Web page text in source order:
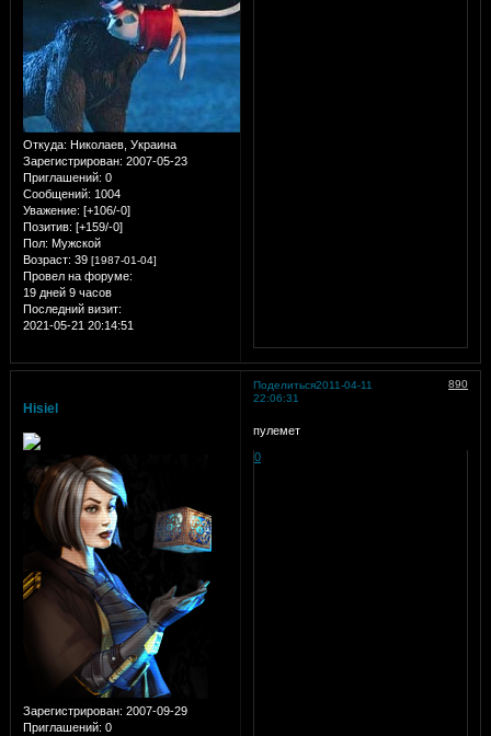
Откуда: Николаев, Украина
Зарегистрирован: 2007-05-23
Приглашений: 0
Сообщений: 1004
Уважение: [+106/-0]
Позитив: [+159/-0]
Пол: Мужской
Возраст: 39 [1987-01-04]
Провел на форуме:
19 дней 9 часов
Последний визит:
2021-05-21 20:14:51
Поделиться 890
2011-04-11
22:06:31
Hisiel
Зарегистрирован: 2007-09-29
Приглашений: 0
пулемет
0